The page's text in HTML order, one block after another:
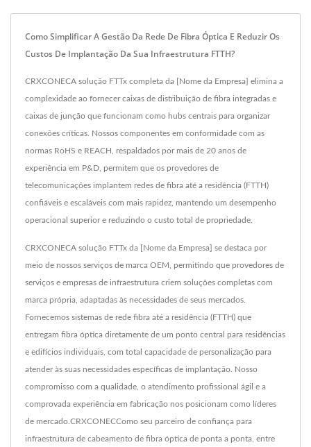
Como Simplificar A Gestão Da Rede De Fibra Óptica E Reduzir Os
Custos De Implantação Da Sua Infraestrutura FTTH?
CRXCONECA solução FTTx completa da [Nome da Empresa] elimina a
complexidade ao fornecer caixas de distribuição de fibra integradas e
caixas de junção que funcionam como hubs centrais para organizar
conexões críticas. Nossos componentes em conformidade com as
normas RoHS e REACH, respaldados por mais de 20 anos de
experiência em P&D, permitem que os provedores de
telecomunicações implantem redes de fibra até a residência (FTTH)
confiáveis ​​e escaláveis ​​com mais rapidez, mantendo um desempenho
operacional superior e reduzindo o custo total de propriedade.
CRXCONECA solução FTTx da [Nome da Empresa] se destaca por
meio de nossos serviços de marca OEM, permitindo que provedores de
serviços e empresas de infraestrutura criem soluções completas com
marca própria, adaptadas às necessidades de seus mercados.
Fornecemos sistemas de rede fibra até a residência (FTTH) que
entregam fibra óptica diretamente de um ponto central para residências
e edifícios individuais, com total capacidade de personalização para
atender às suas necessidades específicas de implantação. Nosso
compromisso com a qualidade, o atendimento profissional ágil e a
comprovada experiência em fabricação nos posicionam como líderes
de mercado.CRXCONECComo seu parceiro de confiança para
infraestrutura de cabeamento de fibra óptica de ponta a ponta, entre